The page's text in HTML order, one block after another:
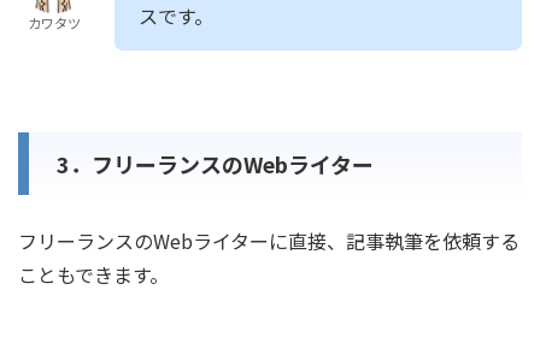
カワタツ
スです。
3．フリーランスのWebライター
フリーランスのWebライターに直接、記事執筆を依頼する
こともできます。